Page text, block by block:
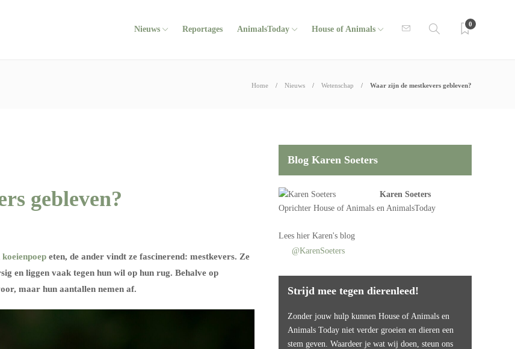
Nieuws Reportages AnimalsToday House of Animals
0
Home Nieuws Wetenschap Waar zijn de mestkevers gebleven?
gebleven?
koeienpoep eten, de ander vindt ze fascinerend: mestkevers. Ze
en liggen vaak tegen hun wil op hun rug. Behalve op
maar hun aantallen nemen af.
Blog Karen Soeters
Karen Soeters
OprichterHouse of Animals en AnimalsToday
Leeshier Karen's blog
@KarenSoeters
Strijd mee tegen dierenleed!
Zonder jouw hulp kunnen House of Animals en
Animals Today niet verder groeien en dieren een
stem geven. Waardeer je wat wij doen, steun ons